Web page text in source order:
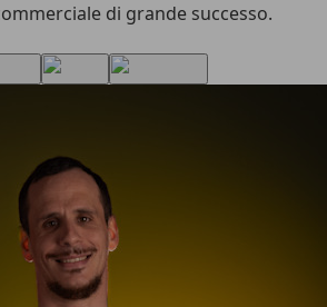
di grande successo.